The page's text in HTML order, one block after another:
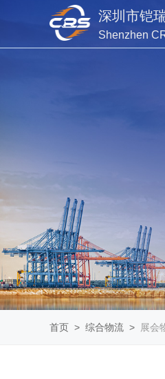
深圳市铠
Shenzhen
首页 > 综合物流 > 展会